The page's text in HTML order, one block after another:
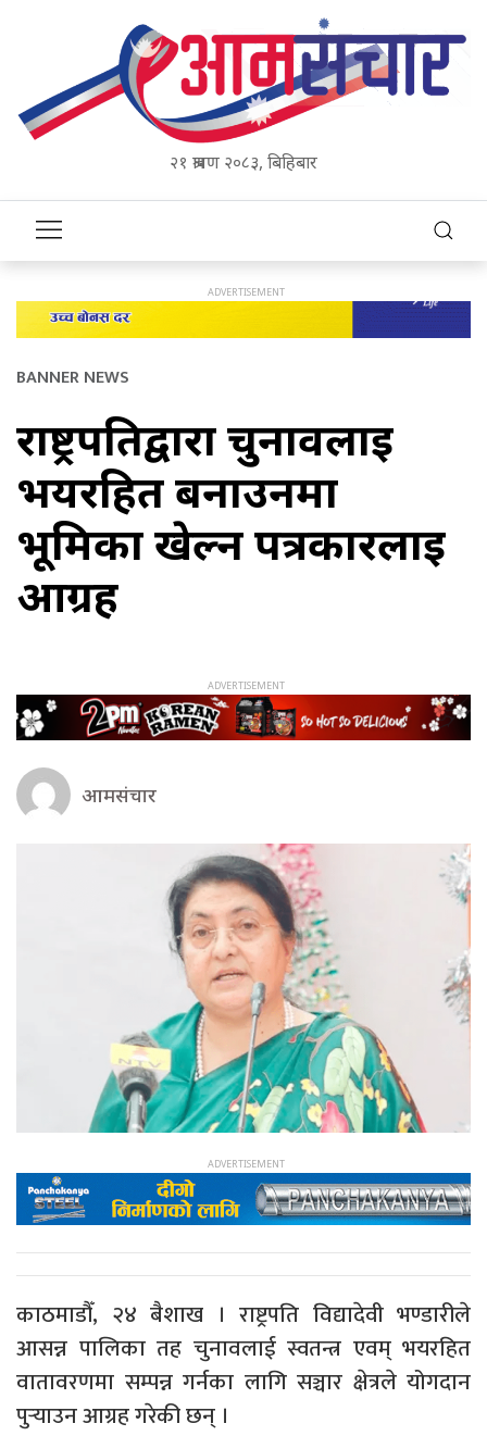
२१ श्रावण २०८३, बिहिबार
BANNER NEWS
राष्ट्रपतिद्वारा चुनावलाई
भयरहित बनाउनमा
भूमिका खेल्न पत्रकारलाई
आग्रह
आमसंचार
काठमाडौँ, २४ बैशाख । राष्ट्रपति विद्यादेवी भण्डारीले
आसन्न पालिका तह चुनावलाई स्वतन्त्र एवम् भयरहित
वातावरणमा सम्पन्न गर्नका लागि सञ्चार क्षेत्रले योगदान
पुर्‍याउन आग्रह गरेकी छन् ।